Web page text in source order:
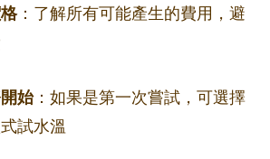
：了解所有可能產生的費用，避
始：如果是第一次嘗試，可選擇
試水溫